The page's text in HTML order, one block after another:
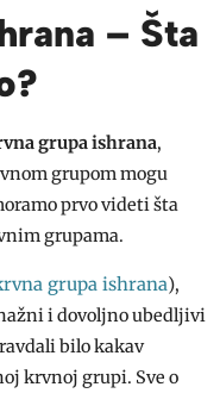
– Šta
grupa ishrana,
grupom mogu
prvo videti šta
grupama.
grupa ishrana),
i dovoljno ubedljivi
bilo kakav
krvnoj grupi. Sve o